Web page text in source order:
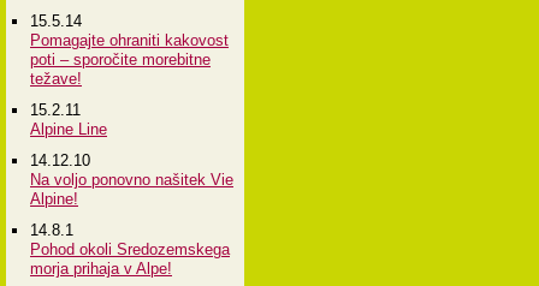
15.5.14
Pomagajte ohraniti kakovost
poti – sporočite morebitne
težave!
15.2.11
Alpine Line
14.12.10
Na voljo ponovno našitek Vie
Alpine!
14.8.1
Pohod okoli Sredozemskega
morja prihaja v Alpe!